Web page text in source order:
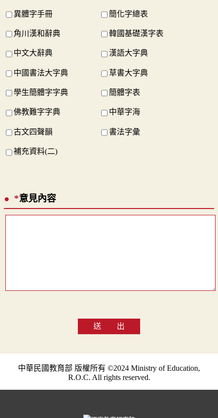
異體字手冊 簡化字總表
角川漢和辭典 韓國基礎漢字表
中文大辭典 漢語大字典
中國書法大字典 草書大字典
學生簡體字字典 簡體字表
佛教難字字典 中華字海
古文四聲韻 書法字彙
補充資料(二)
*意見內容
送 出
中華民國教育部 版權所有 ©2024 Ministry of Education,
R.O.C. All rights reserved.